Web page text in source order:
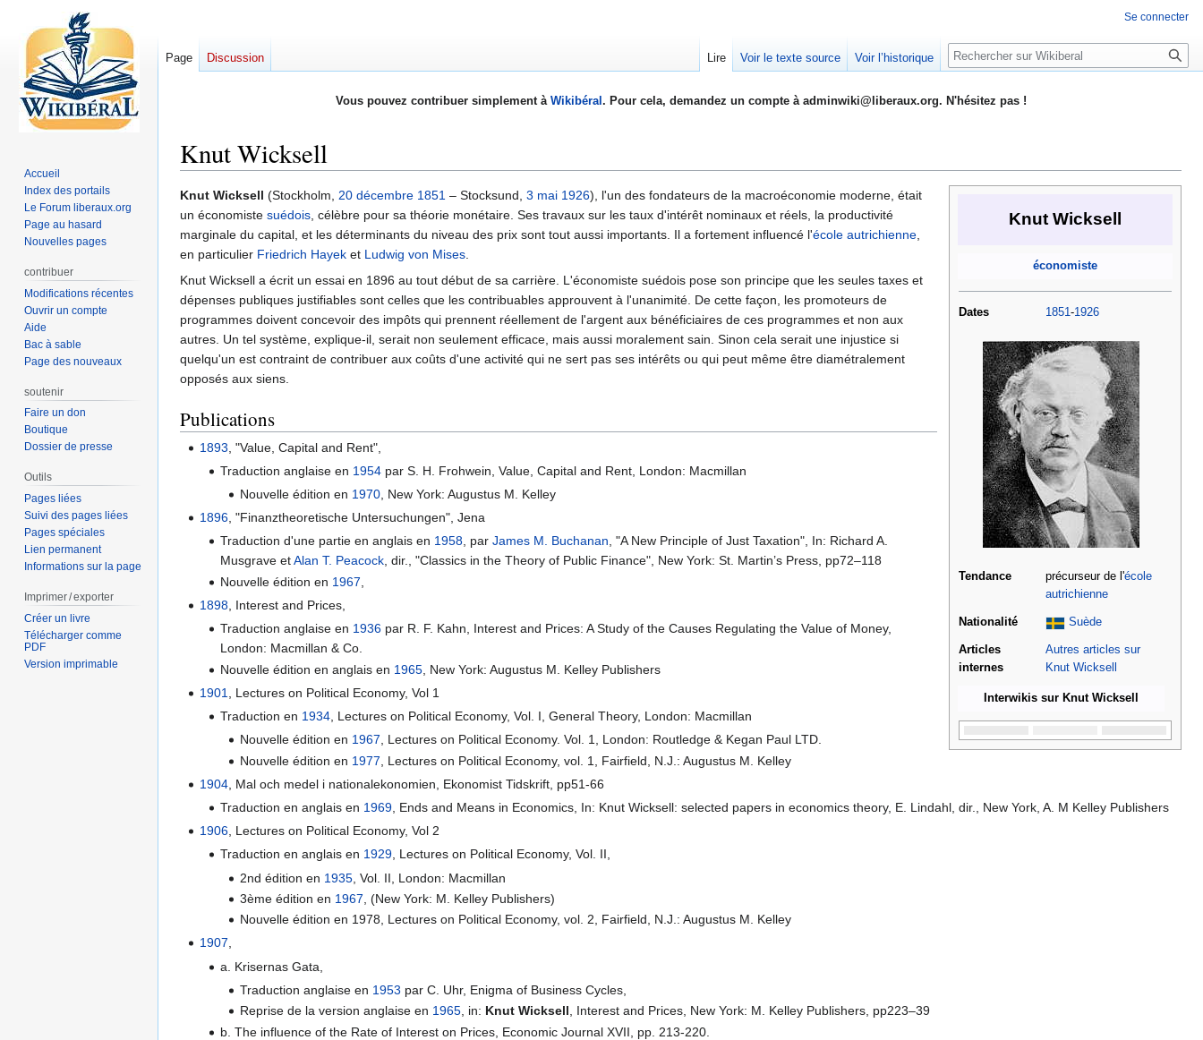
Vous pouvez contribuer simplement à Wikibéral . Pour cela, demandez un compte à adminwiki@liberaux.org. N'hésitez pas !
Knut Wicksell
Aller
à
la
navigation
Aller
à
la
recherche
Knut Wicksell
économiste
Dates 1851-1926
Tendance précurseur de l'école
autrichienne
Nationalité Suède
Articles
internes
Autres articles sur
Knut Wicksell
Interwikis sur Knut Wicksell
Knut Wicksell (Stockholm, 20 décembre 1851 – Stocksund, 3 mai 1926), l'un des fondateurs de la macroéconomie moderne, était
un économiste suédois, célèbre pour sa théorie monétaire. Ses travaux sur les taux d'intérêt nominaux et réels, la productivité
marginale du capital, et les déterminants du niveau des prix sont tout aussi importants. Il a fortement influencé l'école autrichienne,
en particulier Friedrich Hayek et Ludwig von Mises.
Knut Wicksell a écrit un essai en 1896 au tout début de sa carrière. L'économiste suédois pose son principe que les seules taxes et
dépenses publiques justifiables sont celles que les contribuables approuvent à l'unanimité. De cette façon, les promoteurs de
programmes doivent concevoir des impôts qui prennent réellement de l'argent aux bénéficiaires de ces programmes et non aux
autres. Un tel système, explique-il, serait non seulement efficace, mais aussi moralement sain. Sinon cela serait une injustice si
quelqu'un est contraint de contribuer aux coûts d'une activité qui ne sert pas ses intérêts ou qui peut même être diamétralement
opposés aux siens.
Publications
1893 , "Value, Capital and Rent",
Traduction anglaise en 1954par S. H. Frohwein, Value, Capital and Rent, London: Macmillan
Nouvelle édition en 1970 , New York: Augustus M. Kelley
1896, "Finanztheoretische Untersuchungen", Jena
Traduction d'une partie en anglais en 1958, par James M. Buchanan, "A New Principle of Just Taxation", In: Richard A.
Musgrave etAlan T. Peacock, dir., "Classics in the Theory of Public Finance", New York: St. Martin’s Press, pp72–118
Nouvelle édition en 1967
1898 , Interest and Prices,
Traduction anglaise en 1936par R. F. Kahn, Interest and Prices: A Study of the Causes Regulating the Value of Money,
London: Macmillan & Co.
Nouvelle édition en anglais en 1965, New York: Augustus M. Kelley Publishers
1901
, Lectures on Political Economy, Vol 1
Traduction en 1934, Lectures on Political Economy, Vol. I, General Theory, London: Macmillan
Nouvelle édition en 1967 , Lectures on Political Economy. Vol. 1, London: Routledge & Kegan Paul LTD.
Nouvelle édition en 1977 , Lectures on Political Economy, vol. 1, Fairfield, N.J.: Augustus M. Kelley
1904 , Mal och medel i nationalekonomien, Ekonomist Tidskrift, pp51-66
Traduction en anglais en 1969, Ends and Means in Economics, In: Knut Wicksell: selected papers in economics theory, E. Lindahl, dir., New York, A. M Kelley Publishers
1906 , Lectures on Political Economy, Vol 2
Traduction en anglais en 1929, Lectures on Political Economy, Vol. II,
2nd édition en 1935 , Vol. II, London: Macmillan
3ème édition en 1967 , (New York: M. Kelley Publishers)
Nouvelle édition en 1978, Lectures on Political Economy, vol. 2, Fairfield, N.J.: Augustus M. Kelley
1907,
a. Krisernas Gata,
Traduction anglaise en 1953 par C. Uhr, Enigma of Business Cycles,
Reprise de la version anglaise en 1965, in: Knut Wicksell, Interest and Prices, New York: M. Kelley Publishers, pp223–39
b. The influence of the Rate of Interest on Prices, Economic Journal XVII, pp. 213-220.
Se connecter
Page Discussion Lire Voir le texte source Voir l’historique Rechercher
Accueil
Index des portails
Le Forum liberaux.org
Page au hasard
Nouvelles pages
contribuer
Modifications récentes
Ouvrir un compte
Aide
Bac à sable
Page des nouveaux
soutenir
Faire un don
Boutique
Dossier de presse
Outils
Pages liées
Suivi des pages liées
Pages spéciales
Lien permanent
Informations sur la page
Imprimer / exporter
Créer un livre
Télécharger comme
PDF
Version imprimable